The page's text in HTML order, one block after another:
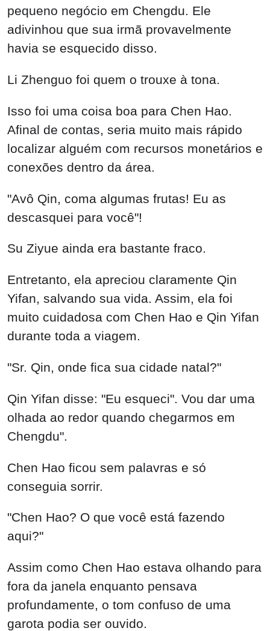
pequeno negócio em Chengdu. Ele
adivinhou que sua irmã provavelmente
havia se esquecido disso.
Li Zhenguo foi quem o trouxe à tona.
Isso foi uma coisa boa para Chen Hao.
Afinal de contas, seria muito mais rápido
localizar alguém com recursos monetários e
conexões dentro da área.
"Avô Qin, coma algumas frutas! Eu as
descasquei para você"!
Su Ziyue ainda era bastante fraco.
Entretanto, ela apreciou claramente Qin
Yifan, salvando sua vida. Assim, ela foi
muito cuidadosa com Chen Hao e Qin Yifan
durante toda a viagem.
"Sr. Qin, onde fica sua cidade natal?"
Qin Yifan disse: "Eu esqueci". Vou dar uma
olhada ao redor quando chegarmos em
Chengdu".
Chen Hao ficou sem palavras e só
conseguia sorrir.
"Chen Hao? O que você está fazendo
aqui?"
Assim como Chen Hao estava olhando para
fora da janela enquanto pensava
profundamente, o tom confuso de uma
garota podia ser ouvido.